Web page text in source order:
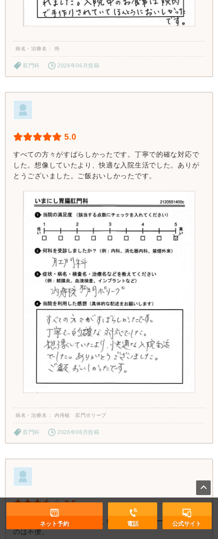
病名・治療名 痔
肛門科 2026年06月投稿
5.0
すべての方々がすばらしかったです。丁寧で的確な対応で
した。想像していたより、快適な入院生活でした。ありが
とうございました。ご飯おいしかったです。
病名・治療名 内痔核 肛門ポリープ
肛門科 2026年06月投稿
3.5
売店がなく、入院荷物が多くなった。エレベーターが無い
のは不便。
ネット予約 電話 公式サイト